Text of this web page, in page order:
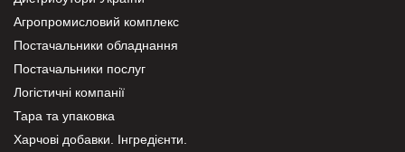
Агропромисловий комплекс
Постачальники обладнання
Постачальники послуг
Логістичні компанії
Тара та упаковка
Харчові добавки. Інгредієнти.